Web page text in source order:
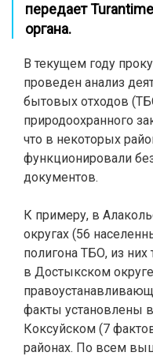
передает
органа.
В текущем году
проведен анализ
бытовых отходов
природоохранного
что в некоторых
функционировали
документов.
К примеру, в
округах (56
полигона ТБО, из
в Достыкском
факты установлены
Коксуйском (7
районах. По всем